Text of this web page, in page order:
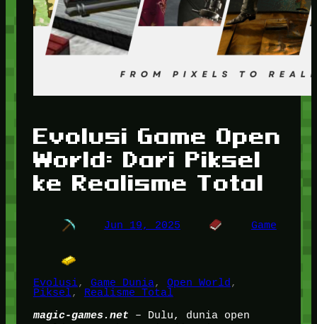
Evolusi Game Open
World: Dari Piksel
ke Realisme Total
Jun 19, 2025 Game
Evolusi, Game Dunia, Open World
Piksel, Realisme Total
magic-games.net
– Dulu, dunia open